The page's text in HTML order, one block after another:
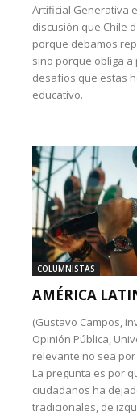
Artificial Generativa
discusión que Chile
porque debamos
sino porque obliga
desafíos que estas
educativo.
COLUMNISTAS
AMÉRICA
(Gustavo Campos,
Opinión Pública,
relevante no sea
La pregunta es por
ciudadanos ha
tradicionales, de